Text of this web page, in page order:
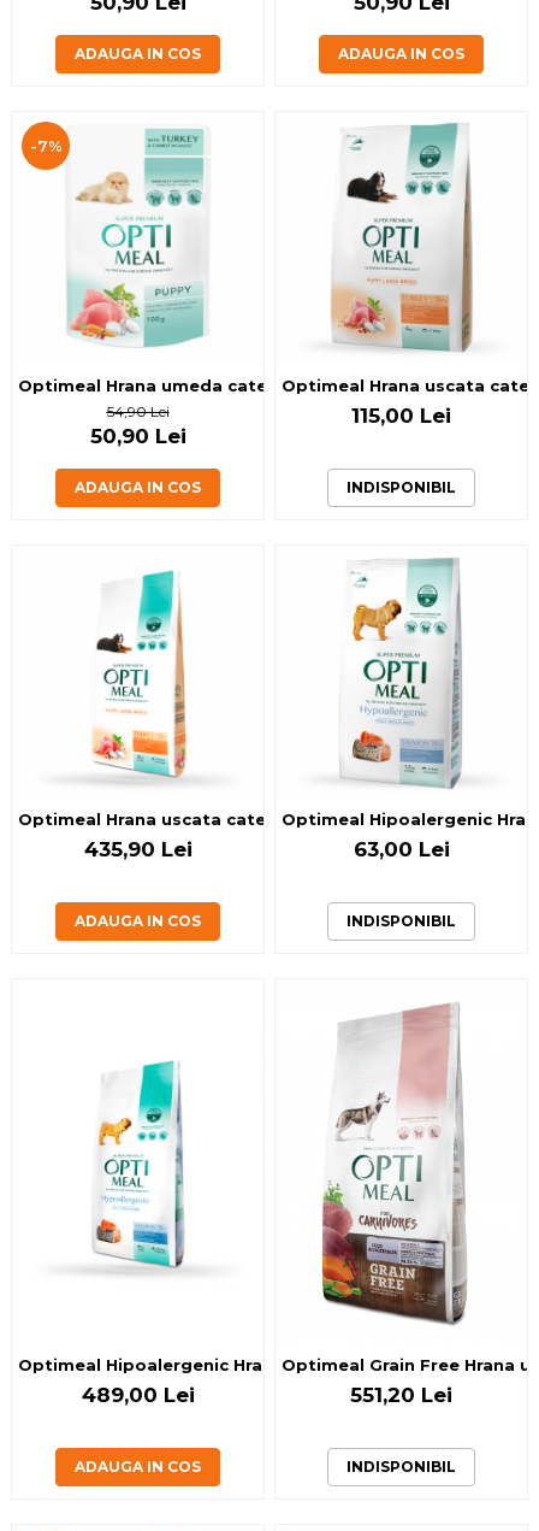
ADAUGA IN COS ADAUGA IN COS
-7%
Optimeal Hrana umeda catei, curcan si morcov in sos,
54,90 Lei
50,90 Lei
ADAUGA IN COS
Optimeal Hrana uscata
115,00 Lei
INDISPONIBIL
Optimeal Hrana uscata catei talie mare - Curcan, 20kg
435,90 Lei
ADAUGA IN COS
Optimeal Hipoalergenic
63,00 Lei
INDISPONIBIL
Optimeal Hipoalergenic Hrana uscata caini adulti de talie
489,00 Lei
ADAUGA IN COS
Optimeal Grain Free Hrana
551,20 Lei
INDISPONIBIL